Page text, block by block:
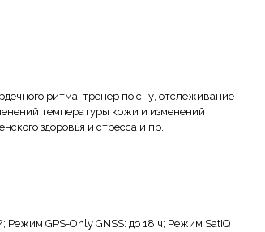
ритма, тренер по сну, отслеживание
температуры кожи и изменений
здоровья и стресса и пр.
Режим GPS-Only GNSS: до 18 ч; Режим SatIQ